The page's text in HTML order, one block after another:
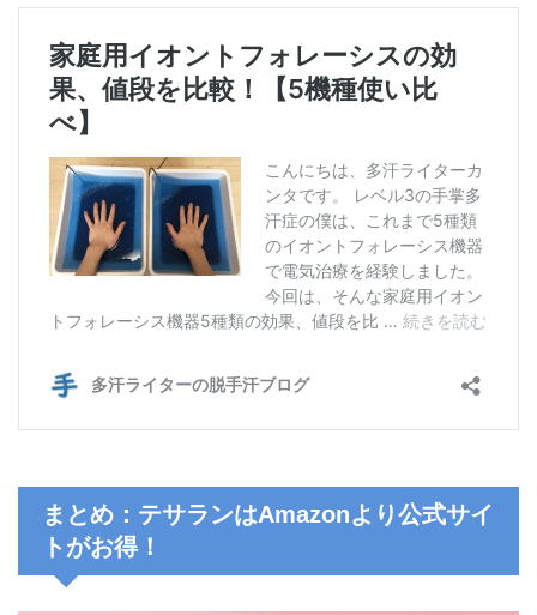
まとめ：テサランはAmazonより公式サイ
トがお得！